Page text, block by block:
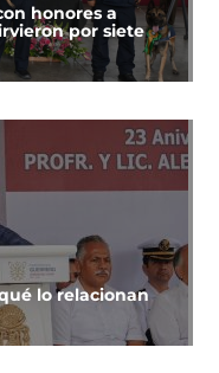
honores a
por siete
lo relacionan